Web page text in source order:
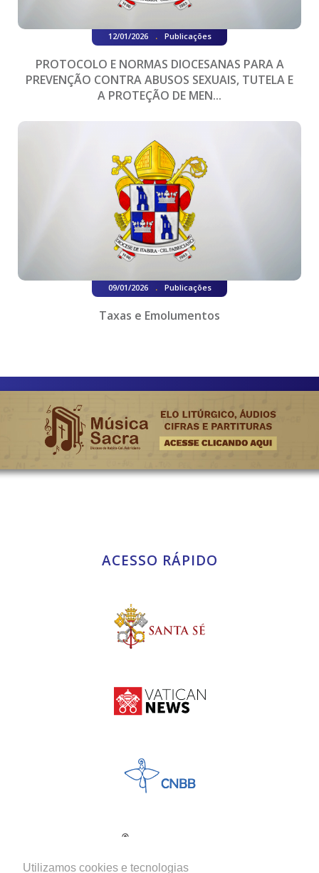
Utilizamos cookies e tecnologias
12/01/2026 . Publicações
PROTOCOLO E NORMAS DIOCESANAS PARA A
PREVENÇÃO CONTRA ABUSOS SEXUAIS, TUTELA E
A PROTEÇÃO DE MEN...
09/01/2026 . Publicações
Taxas e Emolumentos
ACESSO RÁPIDO